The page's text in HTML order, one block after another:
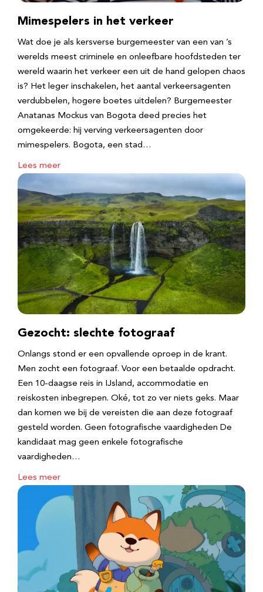
Mimespelers in het verkeer
Wat doe je als kersverse burgemeester van een van ’s
werelds meest criminele en onleefbare hoofdsteden ter
wereld waarin het verkeer een uit de hand gelopen chaos
is? Het leger inschakelen, het aantal verkeersagenten
verdubbelen, hogere boetes uitdelen? Burgemeester
Anatanas Mockus van Bogota deed precies het
omgekeerde: hij verving verkeersagenten door
mimespelers. Bogota, een stad…
Lees meer
Gezocht: slechte fotograaf
Onlangs stond er een opvallende oproep in de krant.
Men zocht een fotograaf. Voor een betaalde opdracht.
Een 10-daagse reis in IJsland, accommodatie en
reiskosten inbegrepen. Oké, tot zo ver niets geks. Maar
dan komen we bij de vereisten die aan deze fotograaf
gesteld worden. Geen fotografische vaardigheden De
kandidaat mag geen enkele fotografische
vaardigheden…
Lees meer